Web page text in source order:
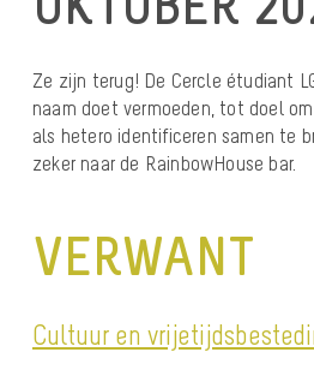
Ze zijn terug! De Cercle étudiant
naam doet vermoeden, tot doel
als hetero identificeren samen te
zeker naar de RainbowHouse bar.
VERWANT
Cultuur en